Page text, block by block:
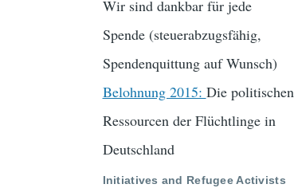
Wir sind dankbar für jede
Spende (steuerabzugsfähig,
Spendenquittung auf Wunsch)
Belohnung 2015: Die politischen
Ressourcen der Flüchtlinge in
Deutschland
Initiatives and Refugee Activists